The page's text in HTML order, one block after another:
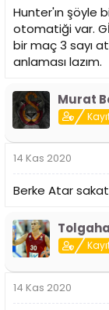
Hunter'ın şöyle
otomatiği var.
bir maç 3 sayı
anlaması lazım.
Murat
14 Kas 2020
Berke Atar
14 Kas 2020